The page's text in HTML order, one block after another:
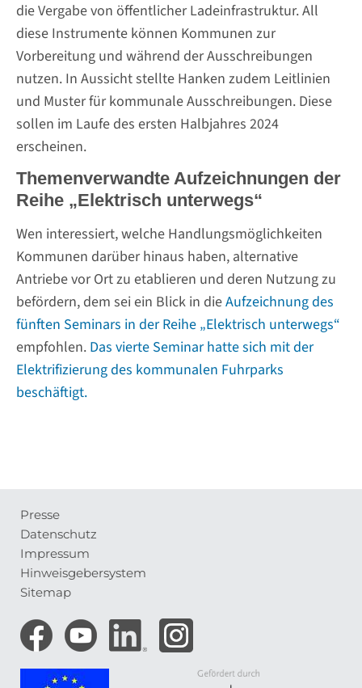
die Vergabe von öffentlicher Ladeinfrastruktur. All
diese Instrumente können Kommunen zur
Vorbereitung und während der Ausschreibungen
nutzen. In Aussicht stellte Hanken zudem Leitlinien
und Muster für kommunale Ausschreibungen. Diese
sollen im Laufe des ersten Halbjahres 2024
erscheinen.
Themenverwandte Aufzeichnungen der
Reihe „Elektrisch unterwegs“
Wen interessiert, welche Handlungsmöglichkeiten
Kommunen darüber hinaus haben, alternative
Antriebe vor Ort zu etablieren und deren Nutzung zu
befördern, dem sei ein Blick in dieAufzeichnung des
fünften Seminars in der Reihe „Elektrisch unterwegs“
empfohlen. Das vierte Seminar hatte sich mit der
Elektrifizierung des kommunalen Fuhrparks
beschäftigt.
Meta-
Navigation
Presse
Datenschutz
Impressum
Hinweisgebersystem
Sitemap